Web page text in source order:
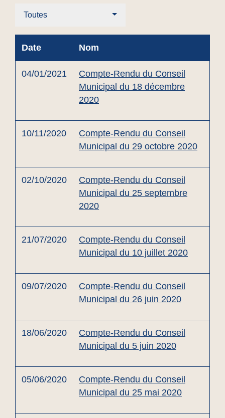
Toutes
Date Nom
04/01/2021
Compte-Rendu du Conseil
Municipal du 18 décembre
2020
10/11/2020
Compte-Rendu du Conseil
Municipal du 29 octobre 2020
02/10/2020
Compte-Rendu du Conseil
Municipal du 25 septembre
2020
21/07/2020
Compte-Rendu du Conseil
Municipal du 10 juillet 2020
09/07/2020
Compte-Rendu du Conseil
Municipal du 26 juin 2020
18/06/2020
Compte-Rendu du Conseil
Municipal du 5 juin 2020
05/06/2020
Compte-Rendu du Conseil
Municipal du 25 mai 2020